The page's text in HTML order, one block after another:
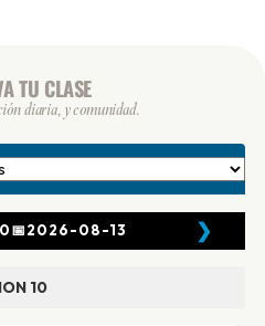
TU CLASE
diaria, y comunidad.
📅2026-08-13 ❯
10